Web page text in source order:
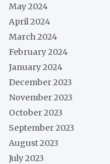
May 2024
April 2024
March 2024
February 2024
January 2024
December 2023
November 2023
October 2023
September 2023
August 2023
July 2023